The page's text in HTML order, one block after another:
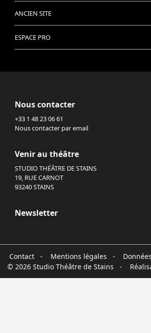
ANCIEN SITE
ESPACE PRO
Nous contacter
+33 1 48 23 06 61
Nous contacter par email
Venir au théâtre
STUDIO THÉÂTRE DE STAINS
19, RUE CARNOT
93240 STAINS
Newsletter
Contact- Mentions légales -
© 2026 Studio Théâtre de Stains -